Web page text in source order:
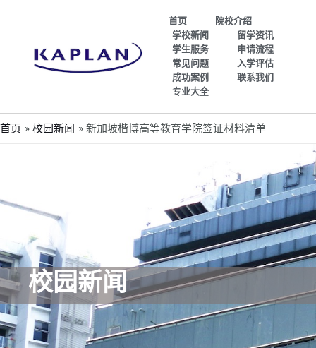
首页
院校介绍
学校新闻
留学资讯
学生服务
申请流程
常见问题
入学评估
成功案例
联系我们
专业大全
首页 校园新闻 新加坡楷博高等教育学院签证材料清单
校园新闻